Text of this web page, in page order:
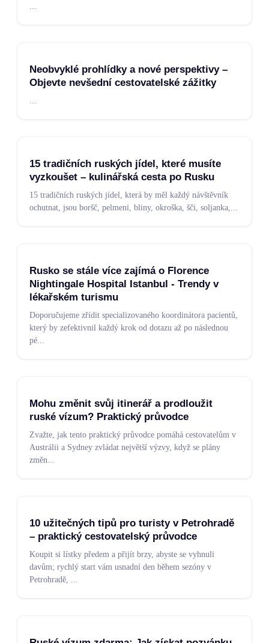
Neobvyklé prohlídky a nové perspektivy –
Objevte nevšední cestovatelské zážitky
15 tradičních ruských jídel, které musíte
vyzkoušet – kulinářská cesta po Rusku
15 tradičních ruských jídel, která by měl každý návštěvník
ochutnat, jsou boršč, pelmeni, bliny, okroška, šči, soljanka,...
Rusko se stále více zajímá o Florence
Nightingale Hospital Istanbul - Trendy v
lékařském turismu
Doporučujeme zřídit specializovaného koordinátora pacientů,
který by zefektivnil každý krok od dotazu až po následnou
pé...
Mohu změnit svůj itinerář a prodloužit
ruské vízum? Praktický průvodce
Zvažte, jak tento praktický průvodce pomáhá cestovatelům v
Austrálii a Sydney zvládat největší výzvy, když se plány
změn...
10 užitečných tipů pro turisty v Petrohradě
– praktický cestovatelský průvodce
Koupit si lístky předem a přijít brzy, abyste se vyhnuli
davům; rychlý start vám usnadní den během sezóny v
Petrohradě, ...